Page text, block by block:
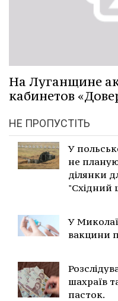
На Луганщине
кабинетов
НЕ ПРОПУСТІТЬ
У
не
ділянки
"Східний
У
вакцини
шахраїв
пасток.